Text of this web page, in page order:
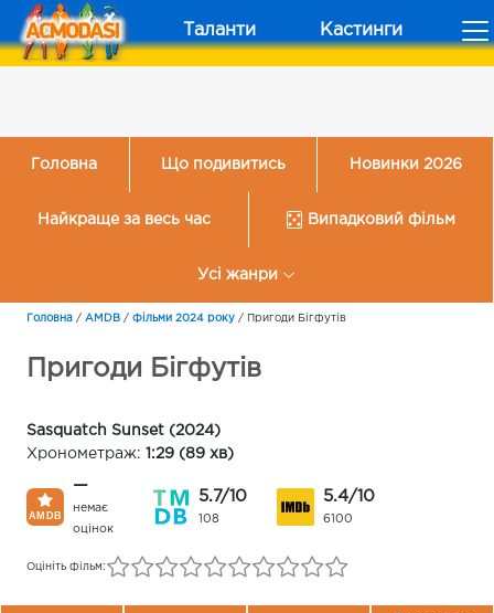
Таланти Кастинги
Головна Що подивитись Новинки 2026
Найкраще за весь час Випадковий фільм
Усі жанри
Головна / AMDB / Фільми 2024 року / Пригоди Бігфутів
Пригоди Бігфутів
Sasquatch Sunset (2024)
Хронометраж: 1:29 (89 хв)
—
немає
оцінок
5.7/10
108
5.4/10
6100
Оцініть фільм: